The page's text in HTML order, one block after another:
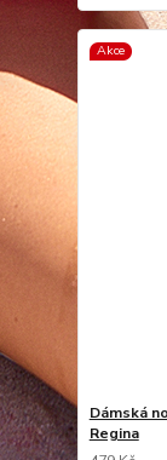
Akce
Dámská
Regina